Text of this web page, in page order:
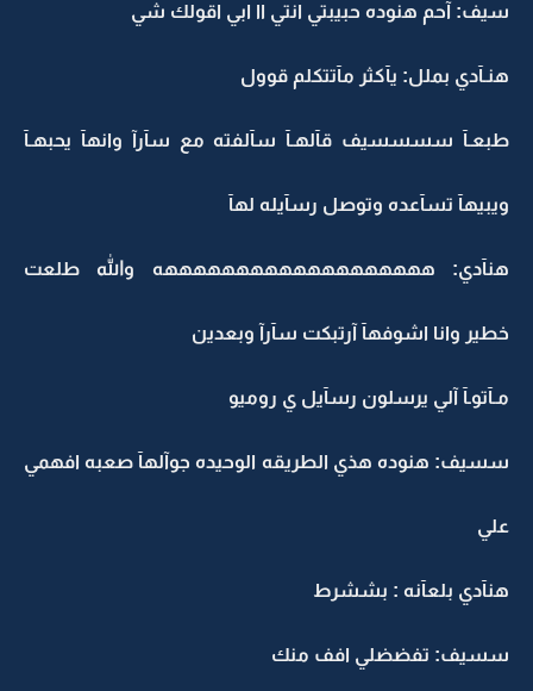
سيف: آحم هنوده حبيبتي انتي اا ابي اقولك شي
هنـآدي بملل: يآكثر مآتتكلم قوول
طبعـآ سسسسيف قآلهـآ سآلفته مع سآرآ وانهآ يحبهـآ
ويبيهآ تسآعده وتوصل رسآيله لهآ
هنآدي: هههههههههههههههههههه والله طلعت
خطير وانا اشوفهآ آرتبكت سآرآ وبعدين
مـآتوـآ آلي يرسلون رسآيل ي روميو
سسيف: هنوده هذي الطريقه الوحيده جوآلهآ صعبه افهمي
علي
هنآدي بلعآنه : بششرط
سسيف: تفضضلي افف منك